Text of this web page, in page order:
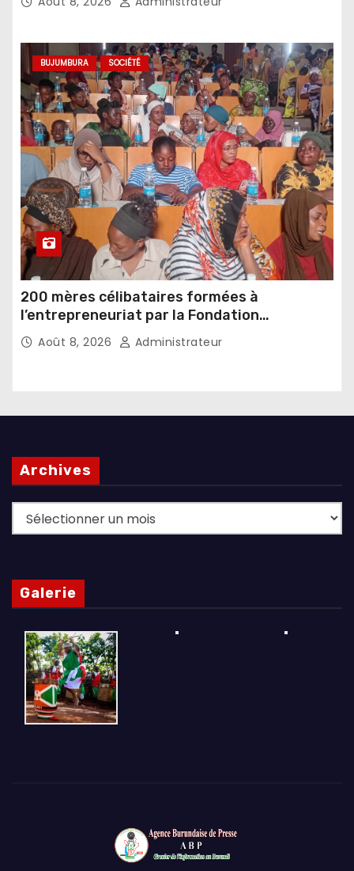
BUJUMBURA SOCIÉTÉ
200 mères célibataires formées à
l’entrepreneuriat par la Fondation
Umugiraneza et l’OPDD
Août 8, 2026 Administrateur
Archives
Archives
Galerie